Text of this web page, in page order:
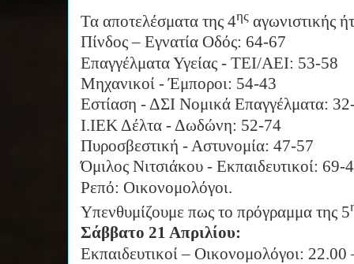
Τα αποτελέσματα της 4ης αγωνιστικής
Πίνδος – Εγνατία Οδός: 64-67
Επαγγέλματα Υγείας - ΤΕΙ/ΑΕΙ: 53-58
Μηχανικοί - Έμποροι: 54-43
Εστίαση - ΔΣΙ Νομικά Επαγγέλματα:
Ι.ΙΕΚ Δέλτα - Δωδώνη: 52-74
Πυροσβεστική - Αστυνομία: 47-57
Όμιλος Νιτσιάκου - Εκπαιδευτικοί: 69-
Ρεπό: Οικονομολόγοι.
Υπενθυμίζουμε πως το πρόγραμμα της 5
Σάββατο 21 Απριλίου:
Εκπαιδευτικοί – Οικονομολόγοι: